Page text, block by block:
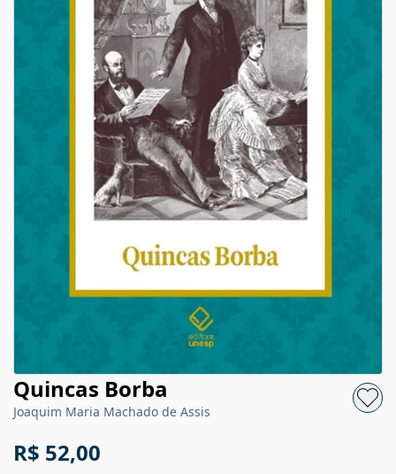
Quincas Borba
Joaquim Maria Machado de Assis
R$ 52,00